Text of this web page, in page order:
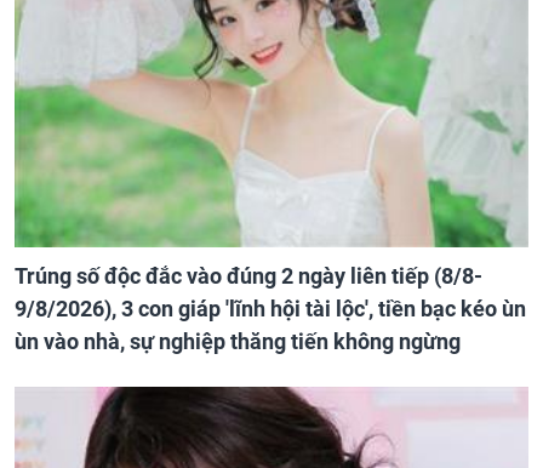
Trúng số độc đắc vào đúng 2 ngày liên tiếp (8/8-
9/8/2026), 3 con giáp 'lĩnh hội tài lộc', tiền bạc kéo ùn
ùn vào nhà, sự nghiệp thăng tiến không ngừng